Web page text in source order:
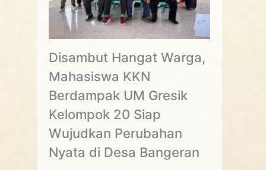
Disambut Hangat Warga,
Mahasiswa KKN
Berdampak UM Gresik
Kelompok 20 Siap
Wujudkan Perubahan
Nyata di Desa Bangeran